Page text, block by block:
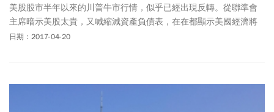
美股股市半年以來的川普牛市行情，似乎已經出現反轉。從聯準會
主席暗示美股太貴，又喊縮減資產負債表，在在都顯示美國經濟將
面臨嚴峻考驗。
日期：2017-04-20